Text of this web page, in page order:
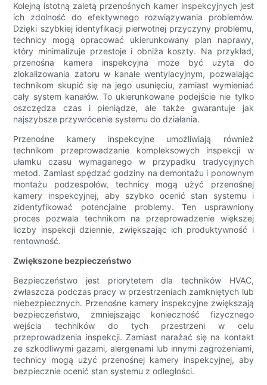
Kolejną istotną zaletą przenośnych kamer inspekcyjnych jest
ich zdolność do efektywnego rozwiązywania problemów.
Dzięki szybkiej identyfikacji pierwotnej przyczyny problemu,
technicy mogą opracować ukierunkowany plan naprawy,
który minimalizuje przestoje i obniża koszty. Na przykład,
przenośna kamera inspekcyjna może być użyta do
zlokalizowania zatoru w kanale wentylacyjnym, pozwalając
technikom skupić się na jego usunięciu, zamiast wymieniać
cały system kanałów. To ukierunkowane podejście nie tylko
oszczędza czas i pieniądze, ale także gwarantuje jak
najszybsze przywrócenie systemu do działania.
Przenośne kamery inspekcyjne umożliwiają również
technikom przeprowadzanie kompleksowych inspekcji w
ułamku czasu wymaganego w przypadku tradycyjnych
metod. Zamiast spędzać godziny na demontażu i ponownym
montażu podzespołów, technicy mogą użyć przenośnej
kamery inspekcyjnej, aby szybko ocenić stan systemu i
zidentyfikować potencjalne problemy. Ten usprawniony
proces pozwala technikom na przeprowadzenie większej
liczby inspekcji dziennie, zwiększając ich produktywność i
rentowność.
Zwiększone bezpieczeństwo
Bezpieczeństwo jest priorytetem dla techników HVAC,
zwłaszcza podczas pracy w przestrzeniach zamkniętych lub
niebezpiecznych. Przenośne kamery inspekcyjne zwiększają
bezpieczeństwo, zmniejszając konieczność fizycznego
wejścia techników do tych przestrzeni w celu
przeprowadzenia inspekcji. Zamiast narażać się na kontakt
ze szkodliwymi gazami, alergenami lub innymi zagrożeniami,
technicy mogą użyć przenośnej kamery inspekcyjnej, aby
bezpiecznie ocenić stan systemu z odległości.